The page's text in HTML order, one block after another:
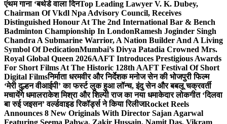
एंथम गाना ‘बर्थडे वाला दिनTop Leading Lawyer V. K. Dubey,
Chairman Of Vkdl Npa Advisory Council, Receives
Distinguished Honour At The 2nd International Bar & Bench
Badminton Championship In LondonRamesh Joginder Singh
Chandra A Submarine Warrior, A Nation Builder And A Living
Symbol Of DedicationMumbai’s Divya Patadia Crowned Mrs.
Royal Global Queen 2026AAFT Introduces Prestigious Awards
For Short Films At The Historic 128th AAFT Festival Of Short
Digital Filmsनिर्माता धरमवीर और निर्देशक मनोज सेन की भोजपुरी फिल्म
‘मेरी दुल्हन वीआईपी’ का फर्स्ट लुक हुआ लॉन्च, इंदु सेन और बबलू चक्रवर्ती
मचायेंगे धमालराकेश मिश्रा और शिल्पी राज का नया धमाकेदार लोकगीत ‘दिलवा
बा रुई जइसन’ वर्ल्डवाइड रिकॉर्ड्स ने किया रिलीजRocket Reels
Announces 8 New Originals With Director Sajan Agarwal
Featuring Seema Pahwa, Zakir Hussain, Namit Das, Vikram